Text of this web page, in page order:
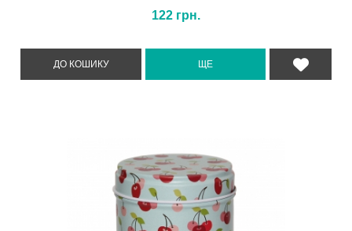
122 грн.